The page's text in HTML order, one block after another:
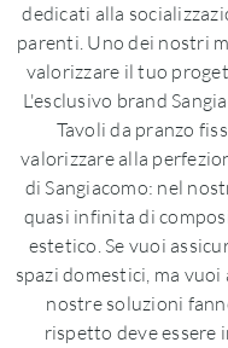
dedicati alla
parenti. Uno dei nostri
valorizzare il tuo
L'esclusivo brand
Tavoli da pranzo
valorizzare alla
di Sangiacomo: nel
quasi infinita di
estetico. Se vuoi
spazi domestici, ma
nostre soluzioni
rispetto deve essere